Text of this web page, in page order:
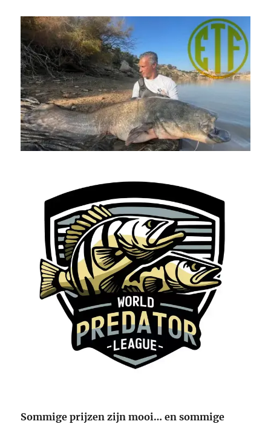
Sommige prijzen zijn mooi… en sommige